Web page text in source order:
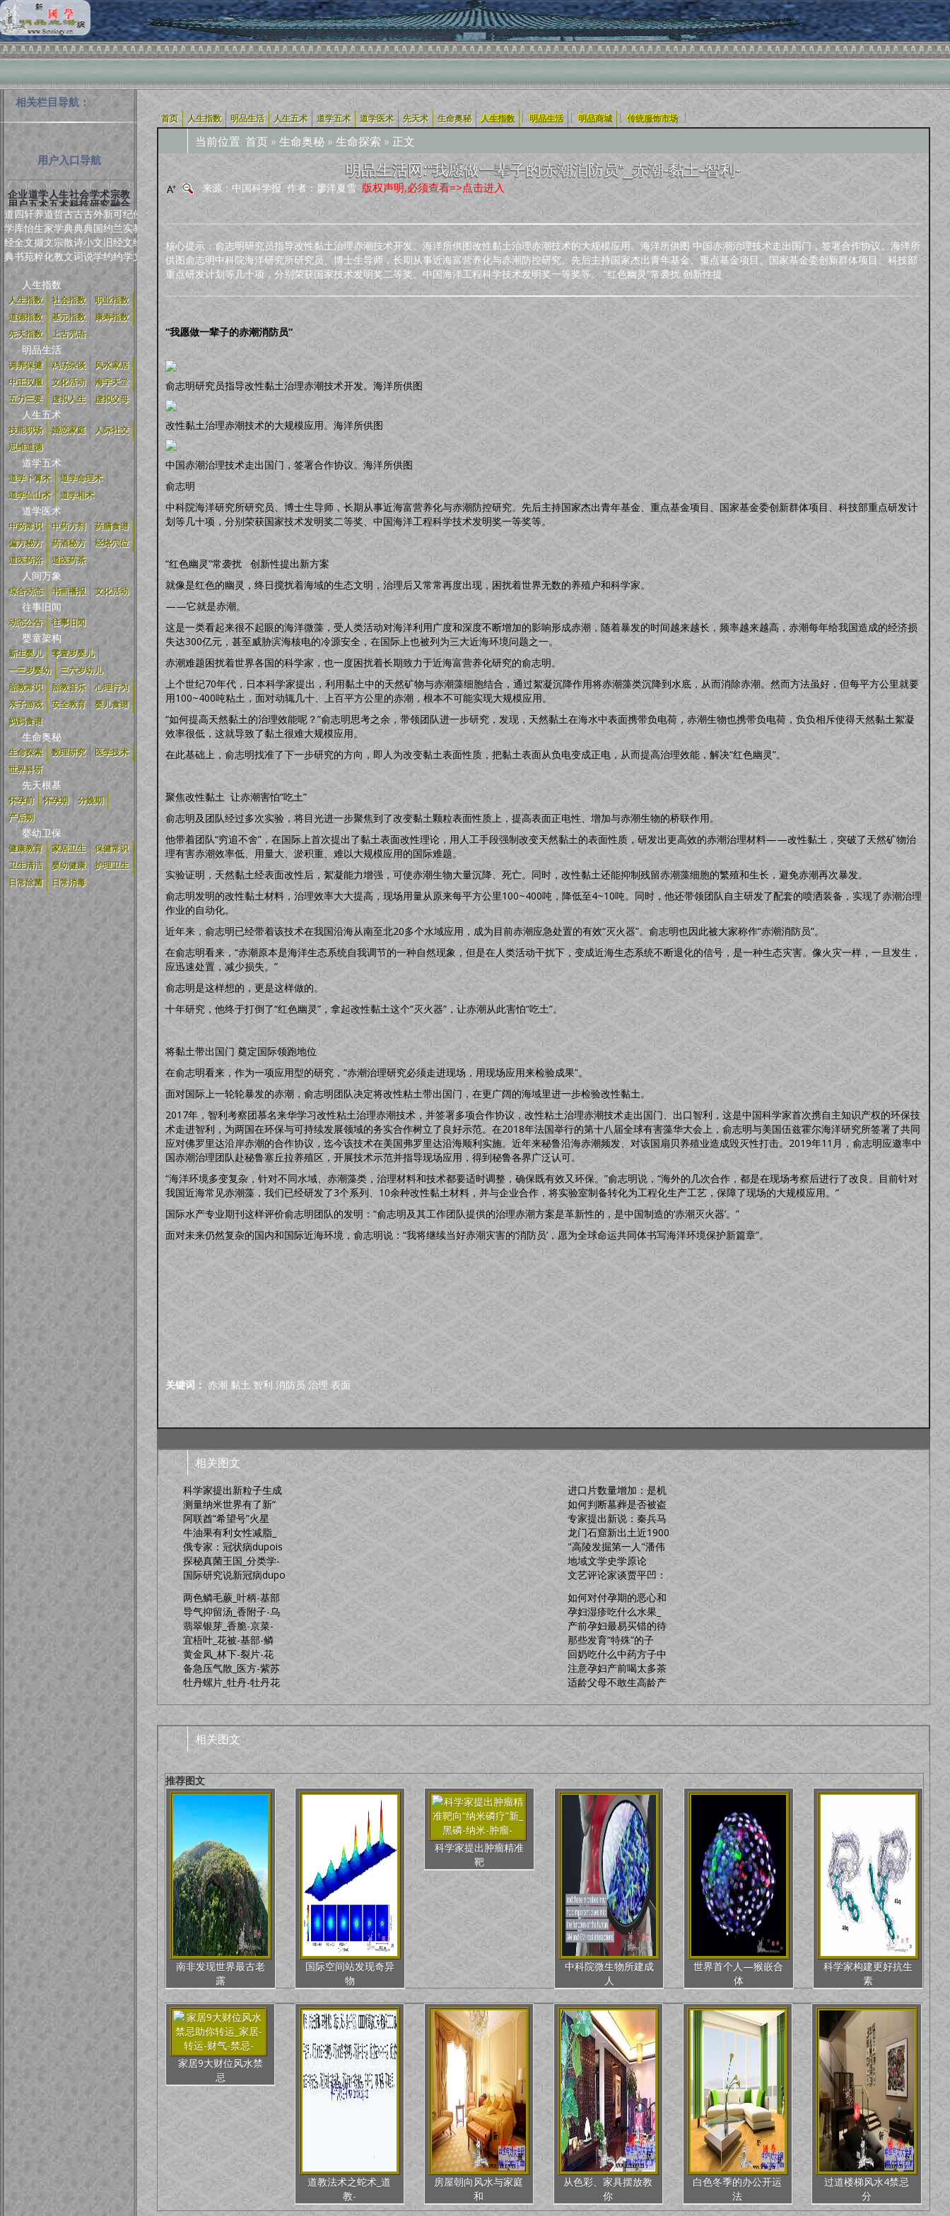
相关栏目导航：
用户入口导航
企业
用户
道学
五术
人生
五术
社会
科技
学术
研究
宗教
融合
道
学
经
典
四
库
全
书
轩
怡
文
苑
养
生
撷
粹
道
家
文
化
哲
学
宗
教
古
典
散
文
古
典
诗
词
古
典
小
说
外
国
文
学
新
约
旧
约
可
兰
经
约
纪
实
文
学
佛
教
经
文
人生指数
人生指数 社会指数
职业指数
道德指数
基元指数
康寿指数
先天指数
上古咒语
明品生活
调养保健 鸡汤杂谈
风水家居
中正汉服
文化活动
海宇天堂
五力三要
虚拟人生 虚拟父母
人生五术
技能职场 婚恋家庭
人际社交
思维道德
道学五术
道学卜算术
道学命理术
道学仙山术
道学相术
道学医术
中药常识 中药方剂
药膳食谱
偏方秘方
药酒秘方
经络穴位
道医药浴
道医药茶
人间万象
综合动态 书画播报 文化活动
往事旧闻
动态公告 往事旧闻
婴童架构
新生婴儿
零壹岁婴儿
一三岁婴幼
三六岁幼儿
胎教常识
胎教音乐
心理行为
亲子游戏
安全教育
婴儿食谱
妈妈食谱
生命奥秘
生命探索 数理研究
医学技术
世界科研
先天根基
怀孕前 怀孕期
分娩期
产后期
婴幼卫保
健康教育 家居卫生
保健常识
卫生清洁
婴幼健康
护理卫生
日常除菌
日常消毒
首页 人生指数 明品生活 人生五术 道学五术 道学医术 先天术 生命奥秘 人生指数 | 明品生活 | 明品商城 | 传统服饰市场 |
当前位置: 首页 » 生命奥秘» 生命探索 » 正文
明品生活网:“我愿做一辈子的赤潮消防员”_赤潮-黏土-智利-
来源：中国科学报 作者：廖洋夏雪版权声明,必须查看=>点击进入
核心提示：俞志明研究员指导改性黏土治理赤潮技术开发。海洋所供图改性黏土治理赤潮技术的大规模应用。海洋所供图 中国赤潮治理技术走出国门，签署合作协议。海洋所
供图俞志明中科院海洋研究所研究员、博士生导师，长期从事近海富营养化与赤潮防控研究。先后主持国家杰出青年基金、重点基金项目、国家基金委创新群体项目、科技部
重点研发计划等几十项，分别荣获国家技术发明奖二等奖、中国海洋工程科学技术发明奖一等奖等。 “红色幽灵”常袭扰 创新性提
“我愿做一辈子的赤潮消防员”
俞志明研究员指导改性黏土治理赤潮技术开发。海洋所供图
改性黏土治理赤潮技术的大规模应用。海洋所供图
中国赤潮治理技术走出国门，签署合作协议。海洋所供图
俞志明
中科院海洋研究所研究员、博士生导师，长期从事近海富营养化与赤潮防控研究。先后主持国家杰出青年基金、重点基金项目、国家基金委创新群体项目、科技部重点研发计
划等几十项，分别荣获国家技术发明奖二等奖、中国海洋工程科学技术发明奖一等奖等。
“红色幽灵”常袭扰 创新性提出新方案
就像是红色的幽灵，终日搅扰着海域的生态文明，治理后又常常再度出现，困扰着世界无数的养殖户和科学家。
——它就是赤潮。
这是一类看起来很不起眼的海洋微藻，受人类活动对海洋利用广度和深度不断增加的影响形成赤潮，随着暴发的时间越来越长，频率越来越高，赤潮每年给我国造成的经济损
失达300亿元，甚至威胁滨海核电的冷源安全，在国际上也被列为三大近海环境问题之一。
赤潮难题困扰着世界各国的科学家，也一度困扰着长期致力于近海富营养化研究的俞志明。
上个世纪70年代，日本科学家提出，利用黏土中的天然矿物与赤潮藻细胞结合，通过絮凝沉降作用将赤潮藻类沉降到水底，从而消除赤潮。然而方法虽好，但每平方公里就要
用100~400吨粘土，面对动辄几十、上百平方公里的赤潮，根本不可能实现大规模应用。
“如何提高天然黏土的治理效能呢？”俞志明思考之余，带领团队进一步研究，发现，天然黏土在海水中表面携带负电荷，赤潮生物也携带负电荷，负负相斥使得天然黏土絮凝
效率很低，这就导致了黏土很难大规模应用。
在此基础上，俞志明找准了下一步研究的方向，即人为改变黏土表面性质，把黏土表面从负电变成正电，从而提高治理效能，解决“红色幽灵”。
聚焦改性黏土 让赤潮害怕“吃土”
俞志明及团队经过多次实验，将目光进一步聚焦到了改变黏土颗粒表面性质上，提高表面正电性、增加与赤潮生物的桥联作用。
他带着团队“穷追不舍”，在国际上首次提出了黏土表面改性理论，用人工手段强制改变天然黏土的表面性质，研发出更高效的赤潮治理材料——改性黏土，突破了天然矿物治
理有害赤潮效率低、用量大、淤积重、难以大规模应用的国际难题。
实验证明，天然黏土经表面改性后，絮凝能力增强，可使赤潮生物大量沉降、死亡。同时，改性黏土还能抑制残留赤潮藻细胞的繁殖和生长，避免赤潮再次暴发。
俞志明发明的改性黏土材料，治理效率大大提高，现场用量从原来每平方公里100~400吨，降低至4~10吨。同时，他还带领团队自主研发了配套的喷洒装备，实现了赤潮治理
作业的自动化。
近年来，俞志明已经带着该技术在我国沿海从南至北20多个水域应用，成为目前赤潮应急处置的有效“灭火器”。俞志明也因此被大家称作“赤潮消防员”。
在俞志明看来，“赤潮原本是海洋生态系统自我调节的一种自然现象，但是在人类活动干扰下，变成近海生态系统不断退化的信号，是一种生态灾害。像火灾一样，一旦发生，
应迅速处置，减少损失。”
俞志明是这样想的，更是这样做的。
十年研究，他终于打倒了“红色幽灵”，拿起改性黏土这个“灭火器”，让赤潮从此害怕“吃土”。
将黏土带出国门 奠定国际领跑地位
在俞志明看来，作为一项应用型的研究，“赤潮治理研究必须走进现场，用现场应用来检验成果”。
面对国际上一轮轮暴发的赤潮，俞志明团队决定将改性粘土带出国门，在更广阔的海域里进一步检验改性黏土。
2017年，智利考察团慕名来华学习改性粘土治理赤潮技术，并签署多项合作协议，改性粘土治理赤潮技术走出国门、出口智利，这是中国科学家首次携自主知识产权的环保技
术走进智利，为两国在环保与可持续发展领域的务实合作树立了良好示范。在2018年法国举行的第十八届全球有害藻华大会上，俞志明与美国伍兹霍尔海洋研究所签署了共同
应对佛罗里达沿岸赤潮的合作协议，迄今该技术在美国弗罗里达沿海顺利实施。近年来秘鲁沿海赤潮频发、对该国扇贝养殖业造成毁灭性打击。2019年11月，俞志明应邀率中
国赤潮治理团队赴秘鲁塞丘拉养殖区，开展技术示范并指导现场应用，得到秘鲁各界广泛认可。
“海洋环境多变复杂，针对不同水域、赤潮藻类，治理材料和技术都要适时调整，确保既有效又环保。”俞志明说，“海外的几次合作，都是在现场考察后进行了改良。目前针对
我国近海常见赤潮藻，我们已经研发了3个系列、10余种改性黏土材料，并与企业合作，将实验室制备转化为工程化生产工艺，保障了现场的大规模应用。”
国际水产专业期刊这样评价俞志明团队的发明：“俞志明及其工作团队提供的治理赤潮方案是革新性的，是中国制造的‘赤潮灭火器’。”
面对未来仍然复杂的国内和国际近海环境，俞志明说：“我将继续当好赤潮灾害的‘消防员’，愿为全球命运共同体书写海洋环境保护新篇章”。
关键词： 赤潮 黏土 智利 消防员 治理 表面
相关图文
科学家提出新粒子生成
测量纳米世界有了新“
阿联酋“希望号”火星
牛油果有利女性减脂_
俄专家：冠状病dupois
探秘真菌王国_分类学-
国际研究说新冠病dupo
进口片数量增加：是机
如何判断墓葬是否被盗
专家提出新说：秦兵马
龙门石窟新出土近1900
"高陵发掘第一人"潘伟
地域文学史学原论
文艺评论家谈贾平凹：
两色鳞毛蕨_叶柄-基部
导气抑留汤_香附子-乌
翡翠银芽_香脆-京菜-
宜梧叶_花被-基部-鳞
黄金凤_林下-裂片-花
备急压气散_医方-紫苏
牡丹螺片_牡丹-牡丹花
如何对付孕期的恶心和
孕妇湿疹吃什么水果_
产前孕妇最易买错的待
那些发育“特殊”的子
回奶吃什么中药方子中
注意孕妇产前喝太多茶
适龄父母不敢生高龄产
相关图文
推荐图文
南非发现世界最古老
露
国际空间站发现奇异
物
科学家提出肿瘤精准
靶
中科院微生物所建成
人
世界首个人—猴嵌合
体
科学家构建更好抗生
素
家居9大财位风水禁
忌
道教法术之蛇术_道
教-
房屋朝向风水与家庭
和
从色彩、家具摆放教
你
白色冬季的办公开运
法
过道楼梯风水4禁忌
分